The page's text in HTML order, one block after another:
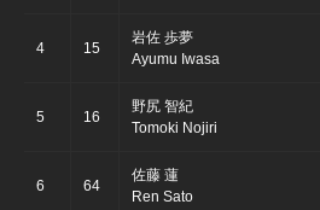
4 15
岩佐 歩夢
Ayumu Iwasa
5 16
野尻 智紀
Tomoki Nojiri
6 64
佐藤 蓮
Ren Sato